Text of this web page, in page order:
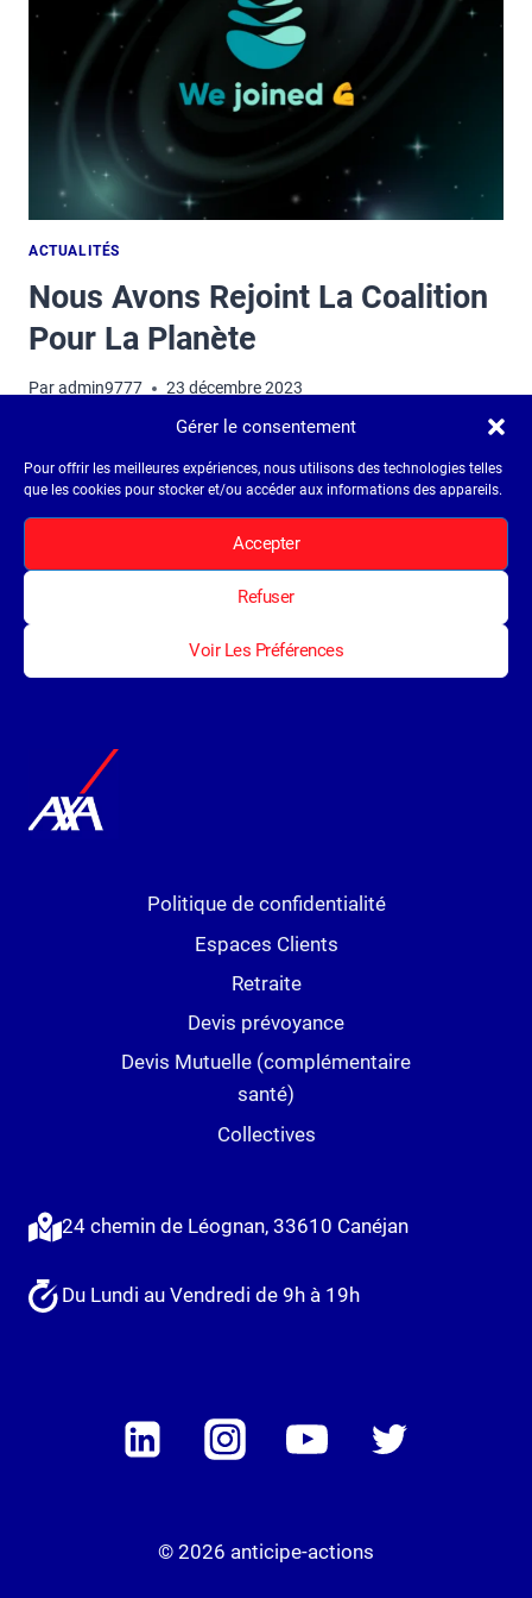
Gérer le consentement
Pour offrir les meilleures expériences, nous utilisons des technologies telles
que les cookies pour stocker et/ou accéder aux informations des appareils.
Accepter
Refuser
Voir Les Préférences
ACTUALITÉS
Nous Avons Rejoint La Coalition
Pour La Planète
Paradmin9777 23 décembre 2023
Le Cabinet Thiéblemont devient associé de Team For
The Planet !
LIRE LA SUITENOUS
REJOINT
POUR
Navigation
De
Politique de confidentialité
Espaces Clients
Retraite
Devis prévoyance
Devis Mutuelle (complémentaire
santé)
Collectives
24 chemin de Léognan, 33610 Canéjan
Du Lundi au Vendredi de 9h à 19h
© 2026 anticipe-actions